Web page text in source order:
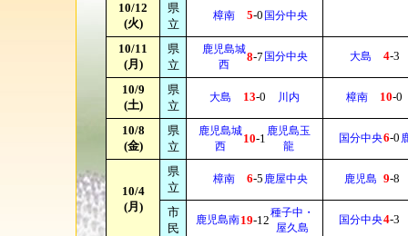
10/12
(火)
県
立
樟南 5-0 国分中央
10/11
(月)
県
立
鹿児島城
西
8-7 国分中央 大島 4-3
10/9
(土)
県
立
大島 13-0 川内 樟南 10-0
10/8
(金)
県
立
鹿児島城
西
10-1
鹿児島玉
龍
国分中央6-0
10/4
(月)
県
立
樟南 6-5 鹿屋中央 鹿児島 9-8
市
民
鹿児島南19-12
種子中・
屋久島
国分中央4-3